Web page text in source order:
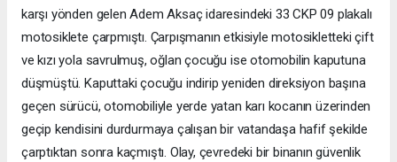
karşı yönden gelen Adem Aksaç idaresindeki 33 CKP 09 plakalı
motosiklete çarpmıştı. Çarpışmanın etkisiyle motosikletteki çift
ve kızı yola savrulmuş, oğlan çocuğu ise otomobilin kaputuna
düşmüştü. Kaputtaki çocuğu indirip yeniden direksiyon başına
geçen sürücü, otomobiliyle yerde yatan karı kocanın üzerinden
geçip kendisini durdurmaya çalışan bir vatandaşa hafif şekilde
çarptıktan sonra kaçmıştı. Olay, çevredeki bir binanın güvenlik